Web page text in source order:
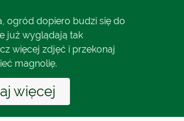
ogród dopiero budzi się do
już wyglądają tak
więcej zdjęć i przekonaj
magnolię.
więcej